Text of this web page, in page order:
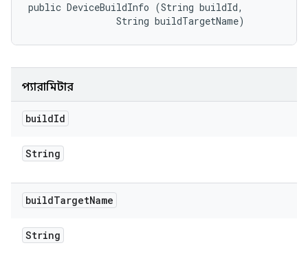
public DeviceBuildInfo (String buildId,
                String buildTargetName)
প্যারামিটার
buildId
String
buildTargetName
String